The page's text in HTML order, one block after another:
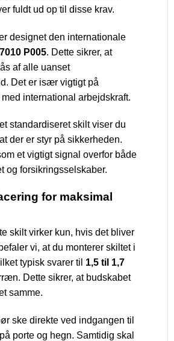
fuldt ud op til disse krav.
designet den internationale
P005. Dette sikrer, at
af alle uanset
Det er især vigtigt på
international arbejdskraft.
standardiseret skilt viser du
der er styr på sikkerheden.
et vigtigt signal overfor både
og forsikringsselskaber.
for maksimal
skilt virker kun, hvis det bliver
vi, at du monterer skiltet i
typisk svarer til 1,5 til 1,7
Dette sikrer, at budskabet
samme.
ske direkte ved indgangen til
porte og hegn. Samtidig skal